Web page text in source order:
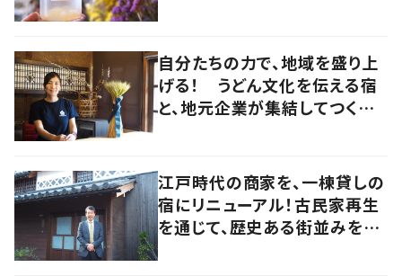
自分たちの力で、地域を盛り上
げる！ うどん文化を伝える宿
と、地元企業が集結してつくり
江戸時代の商家を、一棟貸しの
宿にリニューアル！古民家再生
を通じて、歴史ある街並みを守